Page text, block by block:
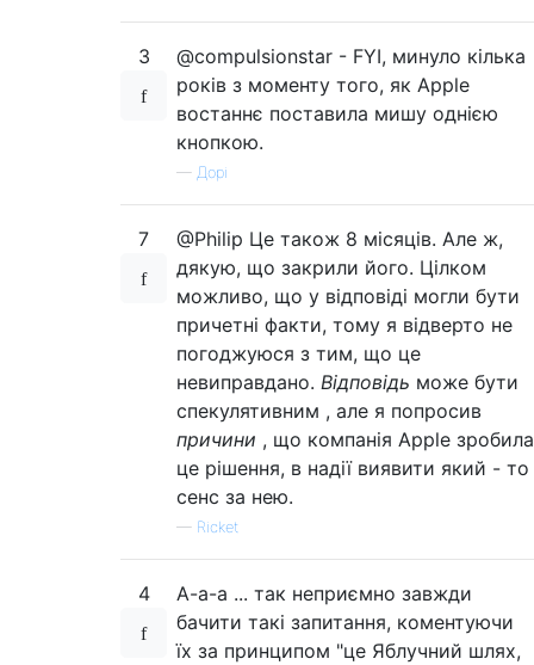
3
@compulsionstar - FYI, минуло кілька
років з моменту того, як Apple
востаннє поставила мишу однією
кнопкою.
— Дорі
7
@Philip Це також 8 місяців. Але ж,
дякую, що закрили його. Цілком
можливо, що у відповіді могли бути
причетні факти, тому я відверто не
погоджуюся з тим, що це
невиправдано. Відповідь може бути
спекулятивним , але я попросив
причини , що компанія Apple зробила
це рішення, в надії виявити який - то
сенс за нею.
— Ricket
4
А-а-а ... так неприємно завжди
бачити такі запитання, коментуючи
їх за принципом "це Яблучний шлях,